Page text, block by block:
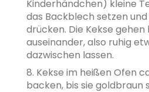
Kinderhändchen) kleine
das Backblech setzen
drücken. Die Kekse
auseinander, also ruhig
dazwischen lassen.
8. Kekse im heißen Ofen
backen, bis sie goldbraun